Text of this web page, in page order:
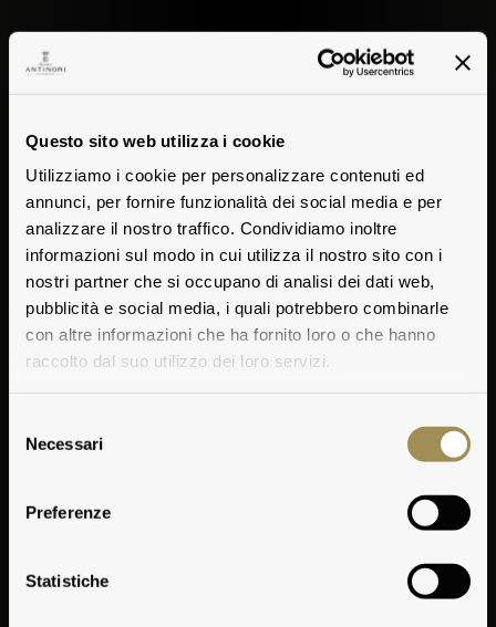
Questo sito web utilizza i cookie
Utilizziamo i cookie per personalizzare contenuti ed
annunci, per fornire funzionalità dei social media e per
analizzare il nostro traffico. Condividiamo inoltre
informazioni sul modo in cui utilizza il nostro sito con i
nostri partner che si occupano di analisi dei dati web,
pubblicità e social media, i quali potrebbero combinarle
con altre informazioni che ha fornito loro o che hanno
raccolto dal suo utilizzo dei loro servizi.
delNecessari
Preferenze
Statistiche